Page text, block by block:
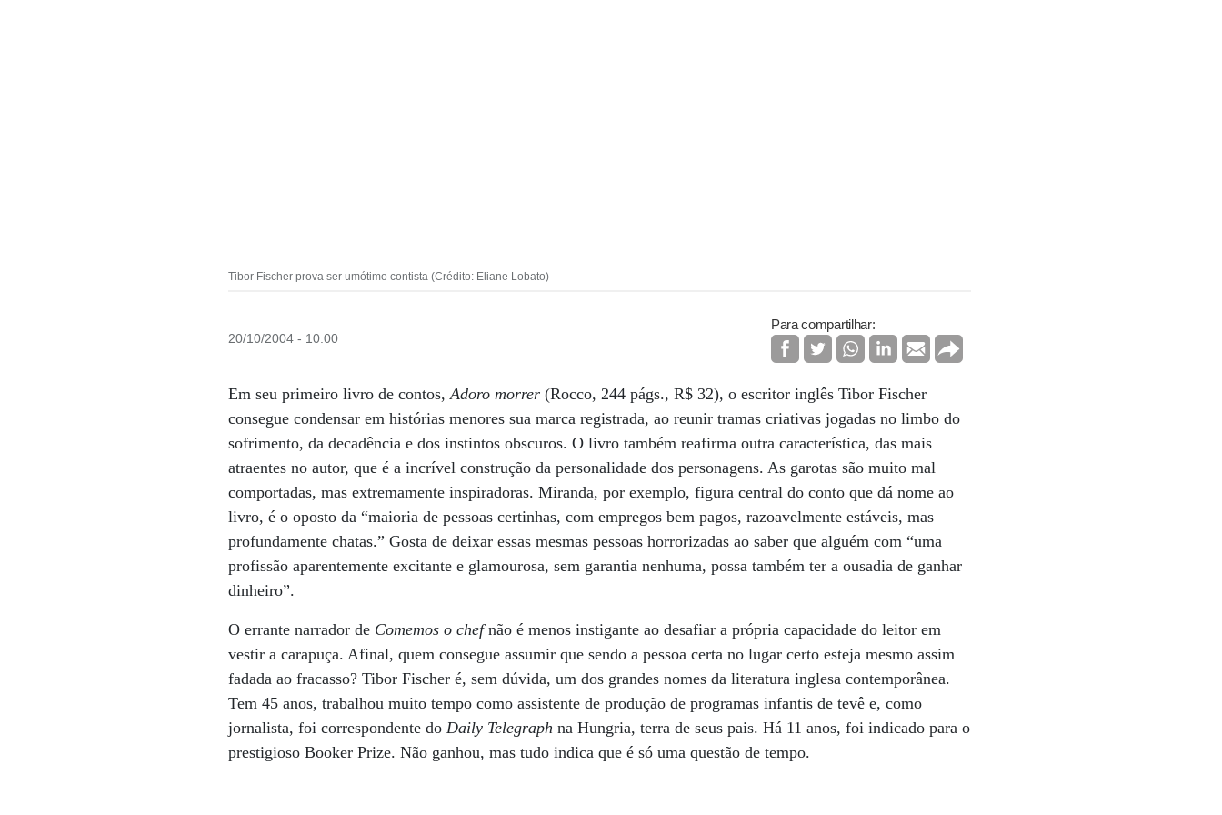
Tibor Fischer prova ser umótimo contista (Crédito: Eliane Lobato)
20/10/2004 - 10:00
Para compartilhar:
Em seu primeiro livro de contos, Adoro morrer (Rocco, 244 págs., R$ 32), o escritor inglês Tibor Fischer
consegue condensar em histórias menores sua marca registrada, ao reunir tramas criativas jogadas no limbo do
sofrimento, da decadência e dos instintos obscuros. O livro também reafirma outra característica, das mais
atraentes no autor, que é a incrível construção da personalidade dos personagens. As garotas são muito mal
comportadas, mas extremamente inspiradoras. Miranda, por exemplo, figura central do conto que dá nome ao
livro, é o oposto da “maioria de pessoas certinhas, com empregos bem pagos, razoavelmente estáveis, mas
profundamente chatas.” Gosta de deixar essas mesmas pessoas horrorizadas ao saber que alguém com “uma
profissão aparentemente excitante e glamourosa, sem garantia nenhuma, possa também ter a ousadia de ganhar
dinheiro”.
O errante narrador de Comemos o chefnão é menos instigante ao desafiar a própria capacidade do leitor em
vestir a carapuça. Afinal, quem consegue assumir que sendo a pessoa certa no lugar certo esteja mesmo assim
fadada ao fracasso? Tibor Fischer é, sem dúvida, um dos grandes nomes da literatura inglesa contemporânea.
Tem 45 anos, trabalhou muito tempo como assistente de produção de programas infantis de tevê e, como
jornalista, foi correspondente doDaily Telegraph na Hungria, terra de seus pais. Há 11 anos, foi indicado para o
prestigioso Booker Prize. Não ganhou, mas tudo indica que é só uma questão de tempo.